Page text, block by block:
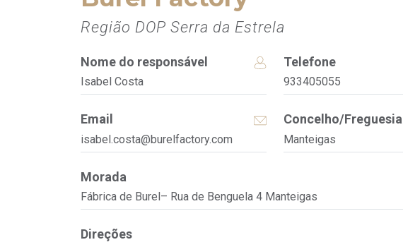
Região DOP Serra da Estrela
Nome do responsável
Isabel Costa
Telefone
933405055
Email
isabel.costa@burelfactory.com
Concelho/Freguesia
Manteigas
Morada
Fábrica de Burel– Rua de Benguela 4 Manteigas
Direções